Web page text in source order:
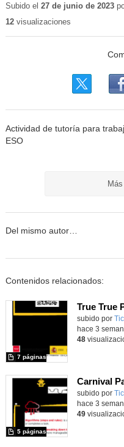
Subido el 27 de junio de 2023
12visualizaciones
Actividad de tutoría para
ESO
Del mismo autor…
Contenidos relacionados:
True True
subido por
7 páginas
hace 3
48
Carnival
subido por
5 páginas
hace 3
49